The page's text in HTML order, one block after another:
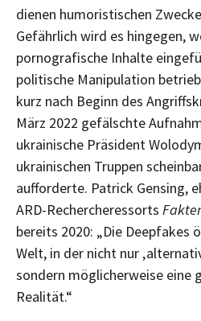
dienen humoristischen
Gefährlich wird es hingegen,
pornografische Inhalte
politische Manipulation
kurz nach Beginn des
März 2022 gefälschte
ukrainische Präsident
ukrainischen Truppen
aufforderte. Patrick Gensing,
ARD-Rechercheressorts
bereits 2020: „Die Deepfakes
Welt, in der nicht nur
sondern möglicherweise eine
Realität.“